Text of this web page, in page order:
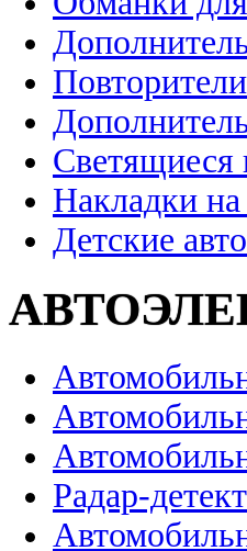
Накладки на
Детские
Радар-